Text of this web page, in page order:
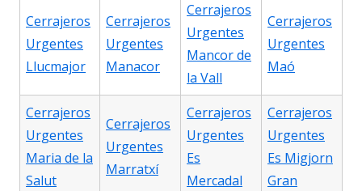
Cerrajeros
Urgentes
Llucmajor
Cerrajeros
Urgentes
Manacor
Cerrajeros
Urgentes
Mancor de
la Vall
Cerrajeros
Urgentes
Maó
Cerrajeros
Urgentes
Maria de la
Salut
Cerrajeros
Urgentes
Marratxí
Cerrajeros
Urgentes
Es
Mercadal
Cerrajeros
Urgentes
Es Migjorn
Gran